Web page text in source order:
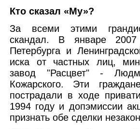
Кто сказал «Му»?
За всеми этими
скандал. В январе
Петербурга и
иска от частных лиц,
завод "Расцвет" -
Кожарского. Эти
пострадали в ходе
1994 году и допэмиссии
признать обе сделки